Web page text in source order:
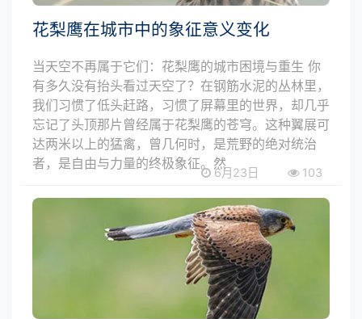
花梨鹰在城市中的象征意义变化
当天空不再属于它们：花梨鹰的城市困境与重生 你
有多久没有抬头看过天空了？在钢筋水泥的丛林里，
我们习惯了低头赶路，习惯了屏幕里的世界，却几乎
忘记了头顶那片曾经属于花梨鹰的苍穹。这种翼展可
达两米以上的猛禽，曾几何时，是荒野的绝对统治
者，是自由与力量的终极象征。然
6月23日 103